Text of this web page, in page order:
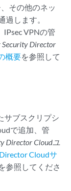
その他のネッ
過します。
IPsec VPNの管
Security Director
概要を参照して
サブスクリプシ
で追加、管
Director Cloudユ
Cloudサ
参照してくださ